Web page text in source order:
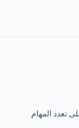
تعدد المهام